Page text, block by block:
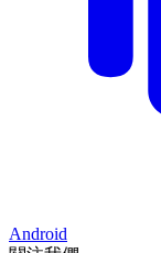
Android